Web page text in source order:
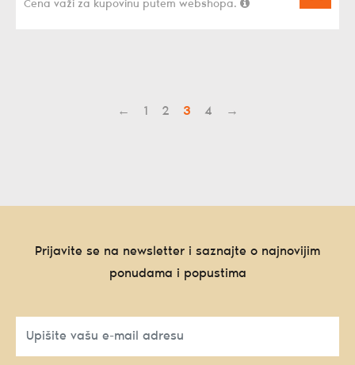
Cena važi za kupovinu putem webshopa.
← 1 2 3 4 →
Prijavite se na newsletter i saznajte o najnovijim
ponudama i popustima